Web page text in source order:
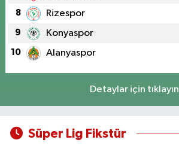
8 Rizespor
9 Konyaspor
10 Alanyaspor
Detaylar için tıklayın
Süper Lig Fikstür